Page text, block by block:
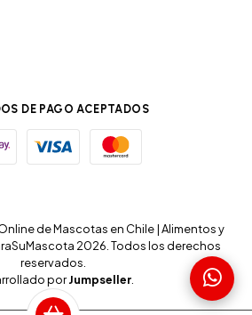
DE PAGO ACEPTADOS
de Mascotas en Chile | Alimentos y
2026. Todos los derechos
reservados.
porJumpseller.